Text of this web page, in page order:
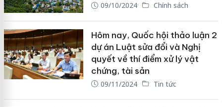
09/10/2024 Chính sách
Hôm nay, Quốc hội thảo luận 2
dự án Luật sửa đổi và Nghị
quyết về thí điểm xử lý vật
chứng, tài sản
09/11/2024 Tin tức